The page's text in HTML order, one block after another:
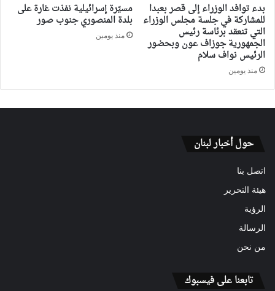
بدء توافد الوزراء إلى قصر بعبدا
للمشاركة في جلسة مجلس الوزراء
التي تنعقد برئاسة رئيس
الجمهورية جوزاف عون وبحضور
الرئيس نواف سلام
منذ يومين
مسيّرة إسرائيلية نفذت غارة على
بلدة المنصوري جنوب صور
منذ يومين
حول أخبار لبنان
اتصل بنا
هيئة التحرير
الرؤية
الرسالة
من نحن
تابعنا على فيسبوك